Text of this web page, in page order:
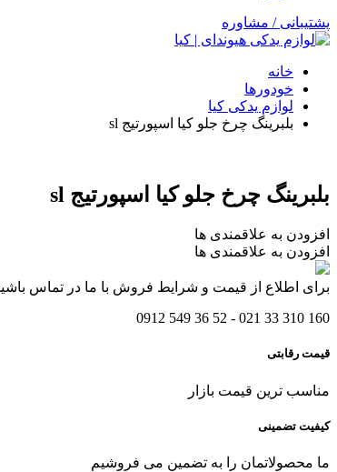
پشتیبانی / مشاوره
خانه
خودورها
لوازم یدکی کیا
بلبرینگ چرخ جلو کیا اسپورتیج sl
بلبرینگ چرخ جلو کیا اسپورتیج sl
افزودن به علاقمندی ها
افزودن به علاقمندی ها
برای اطلاع از قیمت و شرایط فروش با ما در تماس
160 310 33 021 - 52 36 549 0912
قیمت رقابتی
مناسب ترین قیمت بازار
کیفیت تضمینی
ما محصولاتمان را به تضمین می فروشیم